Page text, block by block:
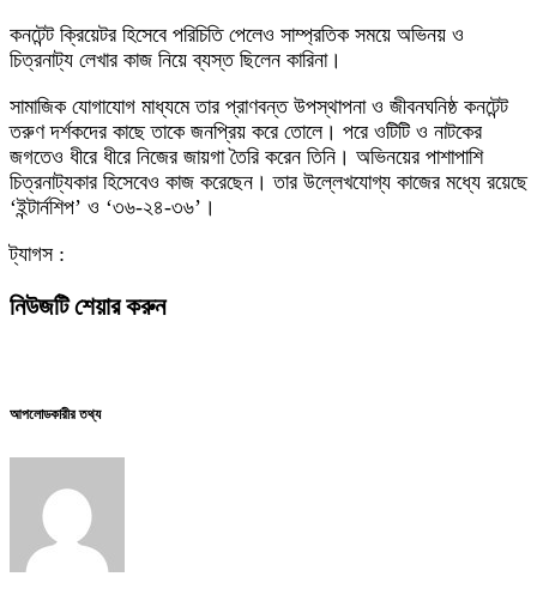
কনটেন্ট ক্রিয়েটর হিসেবে পরিচিতি পেলেও সাম্প্রতিক সময়ে অভিনয় ও
চিত্রনাট্য লেখার কাজ নিয়ে ব্যস্ত ছিলেন কারিনা।
সামাজিক যোগাযোগ মাধ্যমে তার প্রাণবন্ত উপস্থাপনা ও জীবনঘনিষ্ঠ কনটেন্ট
তরুণ দর্শকদের কাছে তাকে জনপ্রিয় করে তোলে। পরে ওটিটি ও নাটকের
জগতেও ধীরে ধীরে নিজের জায়গা তৈরি করেন তিনি। অভিনয়ের পাশাপাশি
চিত্রনাট্যকার হিসেবেও কাজ করেছেন। তার উল্লেখযোগ্য কাজের মধ্যে রয়েছে
‘ইন্টার্নশিপ’ ও ‘৩৬-২৪-৩৬’।
ট্যাগস :
নিউজটি শেয়ার করুন
আপলোডকারীর তথ্য